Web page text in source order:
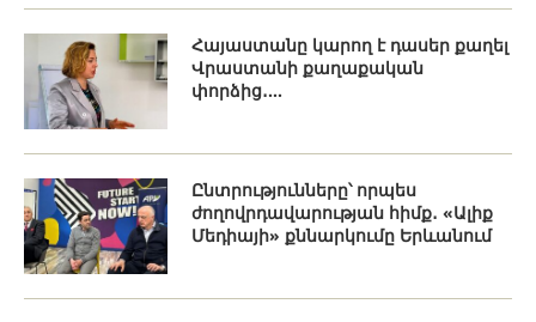
Հայաստանը կարող է դասեր քաղել
Վրաստանի քաղաքական
փորձից․...
Ընտրությունները՝ որպես
ժողովրդավարության հիմք․ «Ալիք
Մեդիայի» քննարկումը Երևանում